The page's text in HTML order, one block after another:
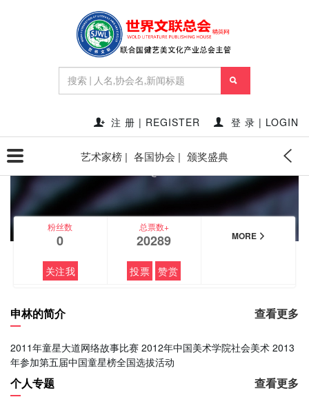
注 册 | REGISTER 登 录 | LOGIN
艺术家榜 | 各国协会 | 颁奖盛典
FEATURED
申林
粉丝数
0
关注我
总票数+
20289
投票 赞赏
MORE
申林的简介 查看更多
2011年童星大道网络故事比赛 2012年中国美术学院社会美术 2013
年参加第五届中国童星榜全国选拔活动
个人专题 查看更多